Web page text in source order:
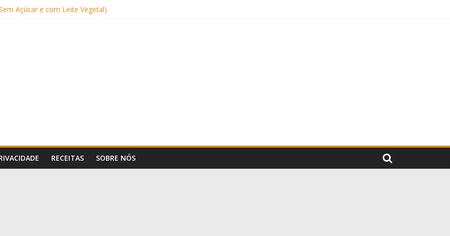
Açúcar e com Leite Vegetal)
Alulose)
(Sem Forno, Fácil e Fofinho)
Uma Receita Prática e Deliciosa
RECEITAS SOBRE NÓS